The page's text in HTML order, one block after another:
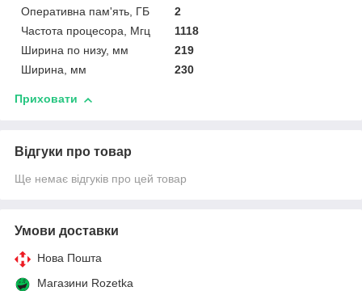
Оперативна пам'ять, ГБ
2
Частота процесора, Мгц
1118
Ширина по низу, мм
219
Ширина, мм
230
Приховати
Відгуки про товар
Ще немає відгуків про цей товар
Умови доставки
Нова Пошта
Магазини Rozetka